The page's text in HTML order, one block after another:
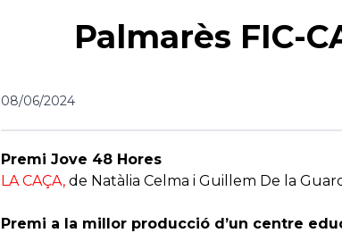
Palmarès FIC-
08/06/2024
Premi Jove 48 Hores
LA CAÇA, de Natàlia Celma i Guillem De la
Premi a la millor producció d’un centre